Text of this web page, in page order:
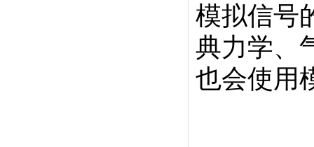
模拟信号
典力学、
也会使用